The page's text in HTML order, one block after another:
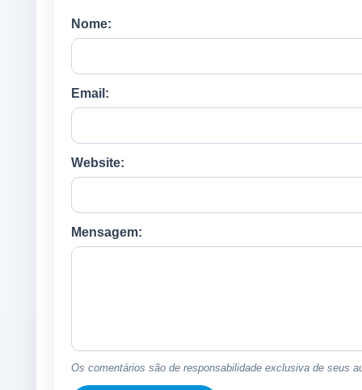
Nome:
Email:
Website:
Mensagem:
Os comentários são de responsabilidade exclusiva de seus